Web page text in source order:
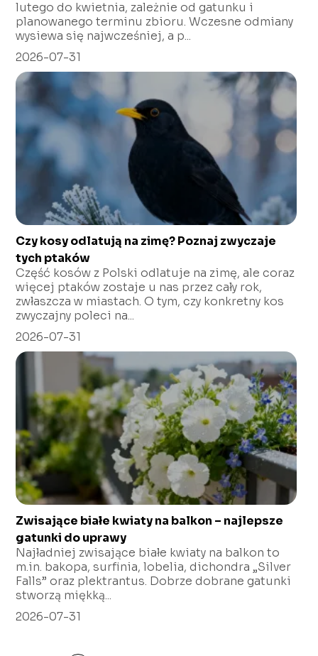
lutego do kwietnia, zależnie od gatunku i
planowanego terminu zbioru. Wczesne odmiany
wysiewa się najwcześniej, a p...
2026-07-31
Czy kosy odlatują na zimę? Poznaj zwyczaje
tych ptaków
Część kosów z Polski odlatuje na zimę, ale coraz
więcej ptaków zostaje u nas przez cały rok,
zwłaszcza w miastach. O tym, czy konkretny kos
zwyczajny poleci na...
2026-07-31
Zwisające białe kwiaty na balkon – najlepsze
gatunki do uprawy
Najładniej zwisające białe kwiaty na balkon to
m.in. bakopa, surfinia, lobelia, dichondra „Silver
Falls” oraz plektrantus. Dobrze dobrane gatunki
stworzą miękką...
2026-07-31